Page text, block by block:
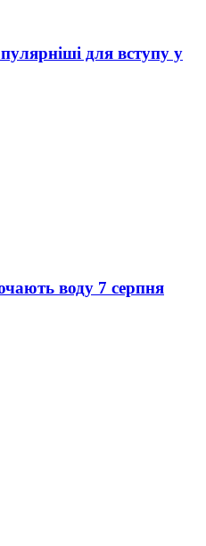
для вступу у
воду 7 серпня